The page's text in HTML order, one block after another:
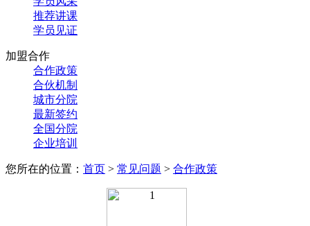
推荐讲课
学员见证
加盟合作
合作政策
合伙机制
城市分院
最新签约
全国分院
企业培训
您所在的位置： 首页 > 常见问题 > 合作政策